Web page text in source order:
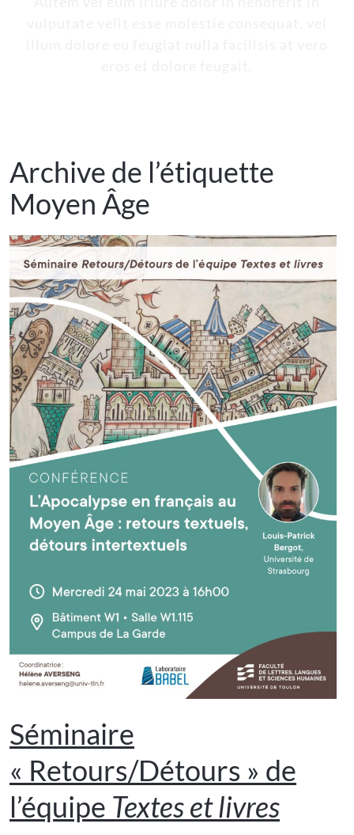
Archive de l’étiquette
Moyen Âge
Séminaire
« Retours/Détours » de
l’équipe Textes et livres